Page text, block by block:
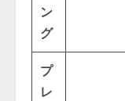
ン
グ
プ
レ